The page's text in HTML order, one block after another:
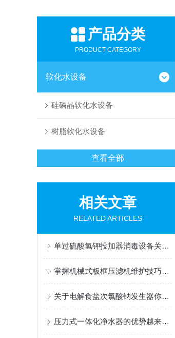
产品分类
PRODUCT CATEGORY
软化水设备
硅磷晶软化水设备
树脂软化水设备
查看全部
相关文章
RELATED ARTICLES
单过硫酸氢钾投加器消毒设备关键技术特点及应用场景
掌握机械式板框压滤机维护技巧很重要
关于电解食盐次氯酸钠发生器你了解多少？
压力式一体化净水器的优势越来越突出